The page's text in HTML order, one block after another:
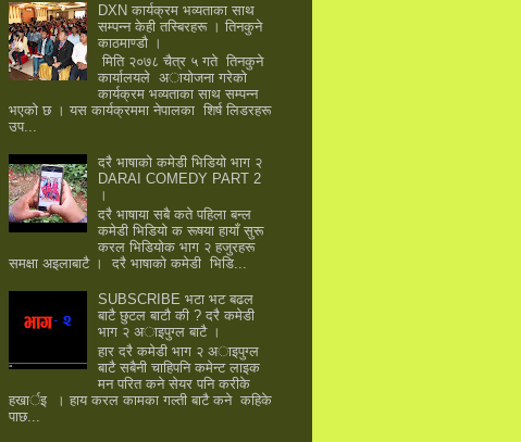
DXN कार्यक्रम भव्यताका साथ
सम्पन्न केही तस्बिरहरू । तिनकुने
काठमाण्डाै ।
मिति २०७८ चैत्र ५ गते तिनकुने
कार्यालयले अायोजना गरेकाे
कार्यक्रम भव्यताका साथ सम्पन्न
भएकाे छ । यस कार्यक्रममा नेपालका शिर्ष लिडरहरू
उप...
दरै भाषाकाे कमेडी भिडियो भाग २
DARAI COMEDY PART 2
।
दरै भाषाया सबै कते पहिला बन्ल
कमेडी भिडियाे क रूषया हायाँ सुरू
करल भिडियाेक भाग २ हजुरहरू
समक्षा अइलाबाटै । दरै भाषाकाे कमेडी भिडि...
SUBSCRIBE भटा भट बढल
बाटै छुटल बाटाै की ? दरै कमेडी
भाग २ अाइपुग्ल बाटै ।
हार दरै कमेडी भाग २ अाइपुग्ल
बाटै सबैनी चाहिपनि कमेन्ट लाइक
मन परित कने सेयर पनि करीके
हखार्इ । हाय करल कामका गल्ती बाटै कने कहिके
पाछ...